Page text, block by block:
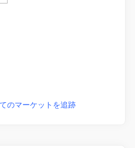
のマーケットを追跡